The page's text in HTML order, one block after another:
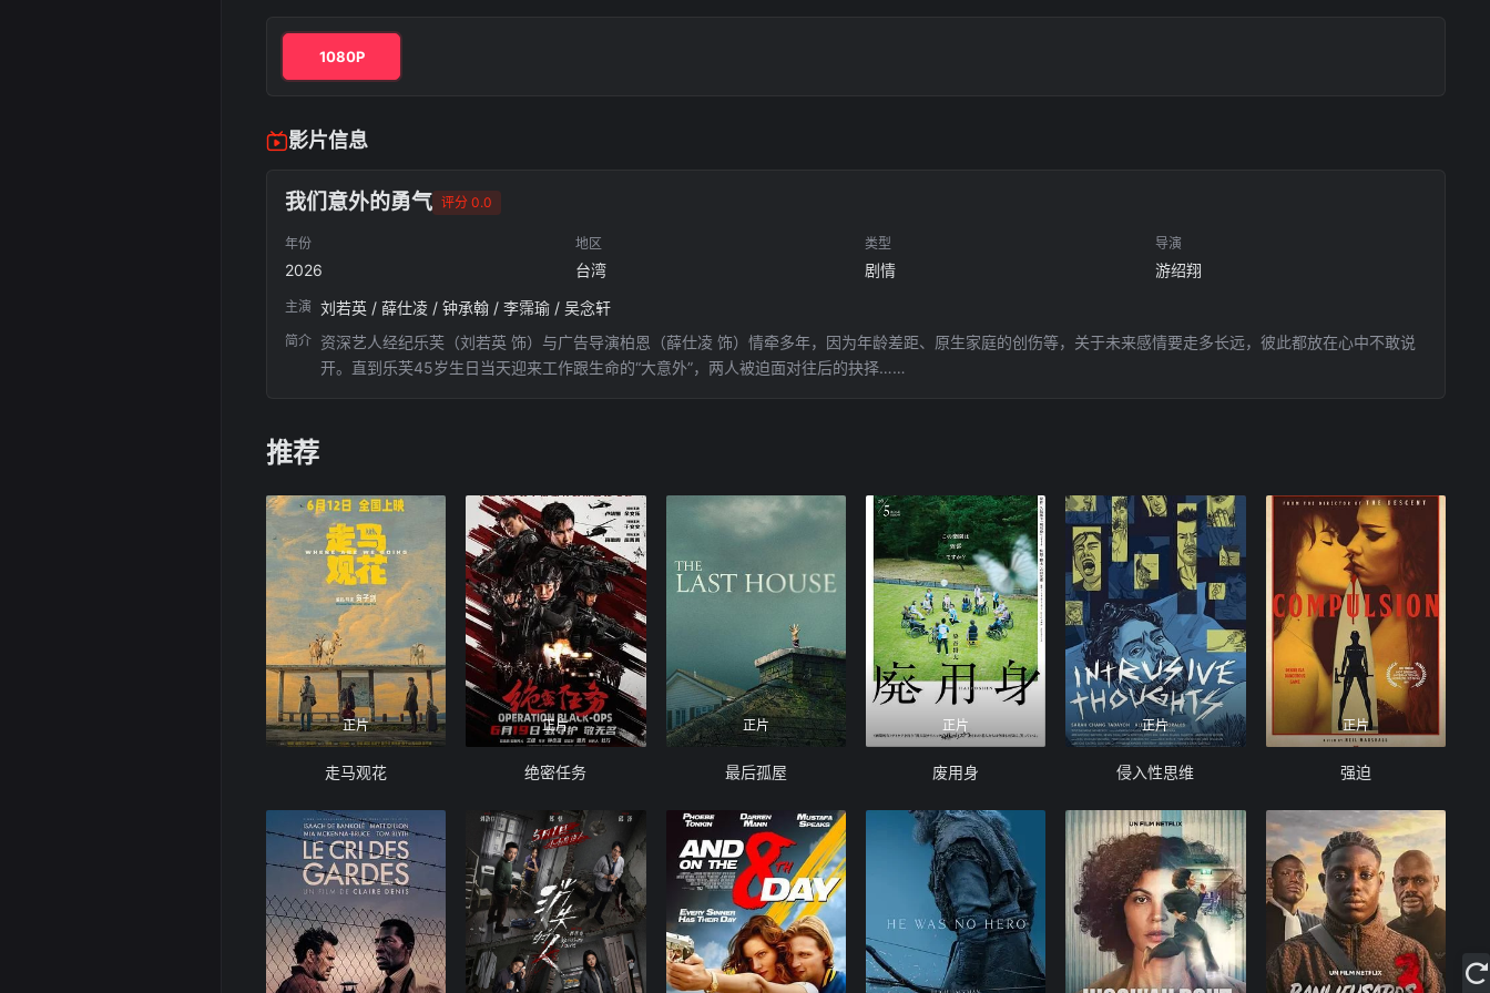
1080P
影片信息
我们意外的勇气 评分 0.0
年份
2026
地区
台湾
类型
剧情
导演
游绍翔
主演 刘若英 / 薛仕凌 / 钟承翰 / 李霈瑜 / 吴念轩
简介 资深艺人经纪乐芙（刘若英 饰）与广告导演柏恩（薛仕凌 饰）情牵多年，因为年龄差距、原生家庭的创伤等，关于未来感情要走多长远，彼此都放在心中不敢说
开。直到乐芙45岁生日当天迎来工作跟生命的“大意外”，两人被迫面对往后的抉择……
推荐
正片
走马观花
正片
绝密任务
正片
最后孤屋
正片
废用身
正片
侵入性思维
正片
强迫